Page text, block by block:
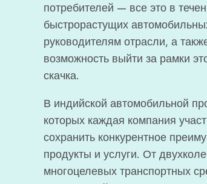
потребителей — все это в
быстрорастущих
руководителям отрасли, а
возможность выйти за рамки
скачка.
В индийской автомобильной
которых каждая компания
сохранить конкурентное
продукты и услуги. От
многоцелевых транспортных